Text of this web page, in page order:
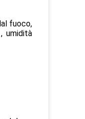
fuoco,
umidità